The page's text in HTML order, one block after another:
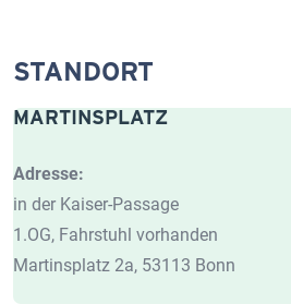
STANDORT
MARTINSPLATZ
Adresse:
in der Kaiser-Passage
1.OG, Fahrstuhl vorhanden
Martinsplatz 2a, 53113 Bonn